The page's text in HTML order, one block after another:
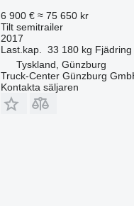
6 900 € ≈ 75 650 kr
Tilt semitrailer
2017
Last.kap.
33 180 kg Fjädring
Tyskland, Günzburg
Truck-Center Günzburg
Kontakta säljaren